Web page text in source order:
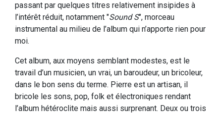
passant par quelques titres relativement insipides à
l’intérêt réduit, notamment "Sound S", morceau
instrumental au milieu de l’album qui n’apporte rien pour
moi.
Cet album, aux moyens semblant modestes, est le
travail d’un musicien, un vrai, un baroudeur, un bricoleur,
dans le bon sens du terme. Pierre est un artisan, il
bricole les sons, pop, folk et électroniques rendant
l’album hétéroclite mais aussi surprenant. Deux ou trois